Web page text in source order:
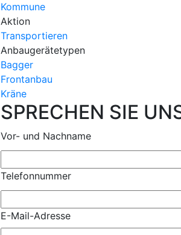
Kommune
Aktion
Transportieren
Anbaugerätetypen
Bagger
Frontanbau
Kräne
SPRECHEN SIE
Vor- und Nachname
Telefonnummer
E-Mail-Adresse